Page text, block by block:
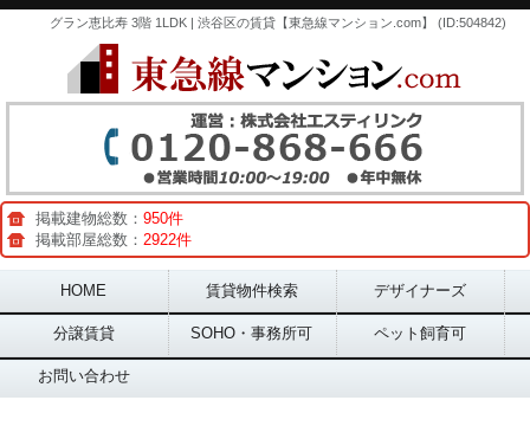
グラン恵比寿 3階 1LDK | 渋谷区の賃貸【東急線マンション.com】 (ID:504842)
掲載建物総数： 950件
掲載部屋総数： 2922件
Main menu
HOME 賃貸物件検索 デザイナーズ
分譲賃貸 SOHO・事務所可 ペット飼育可
お問い合わせ